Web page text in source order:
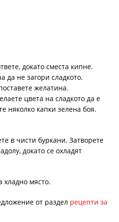
докато сместа кипне.
да не загори сладкото.
желатина.
цвета на сладкото да е
няколко капки зелена боя.
в чисти буркани. Затворете
докато се охладят
хладно място.
от раздел рецепти за